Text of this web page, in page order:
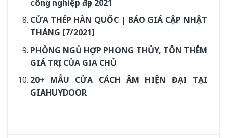
công nghiệp đẹp 2021
CỬA THÉP HÀN QUỐC | BÁO GIÁ CẬP NHẬT
THÁNG [7/2021]
PHÒNG NGỦ HỢP PHONG THỦY, TÔN THÊM
GIÁ TRỊ CỦA GIA CHỦ
20+ MẪU CỬA CÁCH ÂM HIỆN ĐẠI TẠI
GIAHUYDOOR